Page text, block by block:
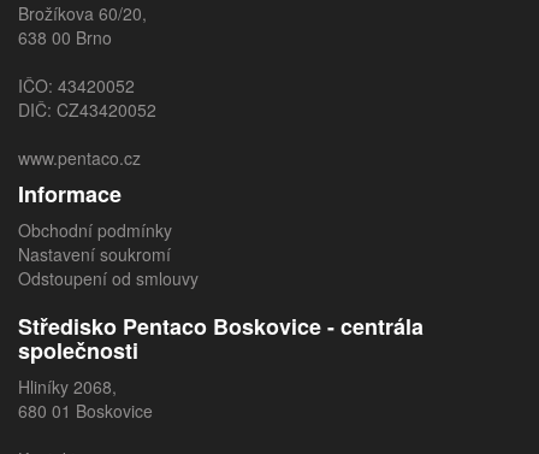
Brožíkova 60/20,
638 00 Brno
IČO: 43420052
DIČ: CZ43420052
www.pentaco.cz
Informace
Obchodní podmínky
Nastavení soukromí
Odstoupení od smlouvy
Středisko Pentaco Boskovice - centrála
společnosti
Hliníky 2068,
680 01 Boskovice